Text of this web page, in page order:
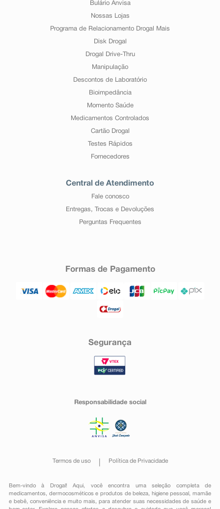
Bulário Anvisa
Nossas Lojas
Programa de Relacionamento Drogal Mais
Disk Drogal
Drogal Drive-Thru
Manipulação
Descontos de Laboratório
Bioimpedância
Momento Saúde
Medicamentos Controlados
Cartão Drogal
Testes Rápidos
Fornecedores
Central de Atendimento
Fale conosco
Entregas, Trocas e Devoluções
Perguntas Frequentes
Formas de Pagamento
Segurança
Responsabilidade social
Termos de uso Política de Privacidade
Bem-vindo à Drogal! Aqui, você encontra uma seleção completa de
medicamentos , dermocosméticos e produtos de beleza, higiene pessoal ,mamãe
e bebê, conveniênciae muito mais, para atender suas necessidades de saúde e